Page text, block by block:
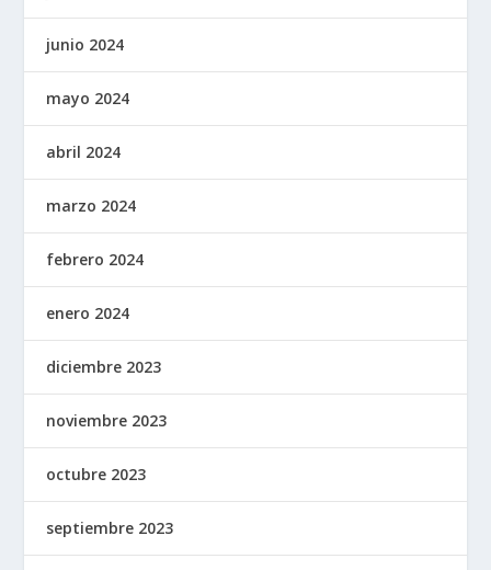
junio 2024
mayo 2024
abril 2024
marzo 2024
febrero 2024
enero 2024
diciembre 2023
noviembre 2023
octubre 2023
septiembre 2023